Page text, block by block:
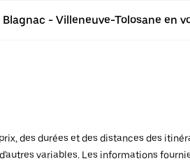
- Villeneuve-Tolosane en
des durées et des distances des
variables. Les informations